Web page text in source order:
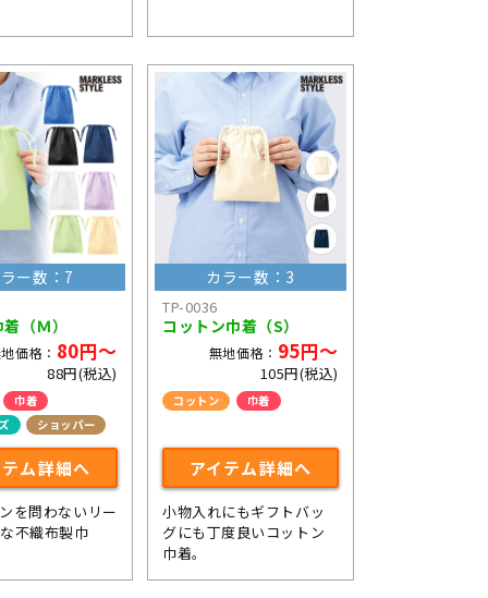
ー数：7
（Ｍ）
価格： 80円～
88円(税込)
巾着
ショッパー
ム詳細へ
を問わないリー
不織布製巾
カラー数：3
TP-0036
コットン巾着（S）
無地価格： 95円～
105円(税込)
コットン 巾着
アイテム詳細へ
小物入れにもギフトバッ
グにも丁度良いコットン
巾着。